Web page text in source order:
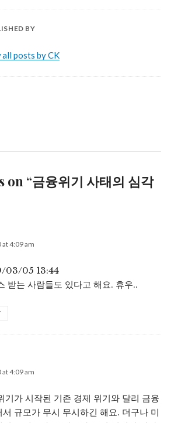
BY
all posts by CK
“금융위기 사태의 심각
4:09 am
03/05 13:44
받는 사람들도 있다고 해요. 휴우..
4:09 am
기가 시작된 기존 경제 위기와 달리 금융
규모가 무시 무시하긴 해요. 더구나 미